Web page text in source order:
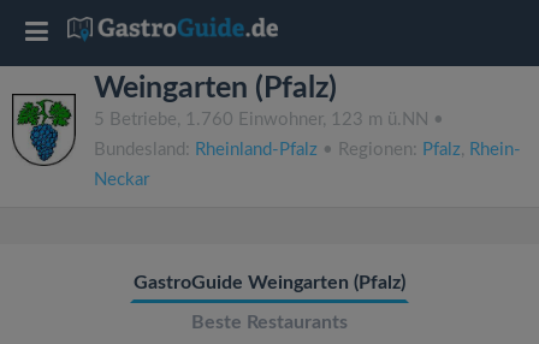
Weingarten (Pfalz)
5 Betriebe, 1.760 Einwohner, 123 m ü.NN •
Bundesland: Rheinland-Pfalz • Regionen: Pfalz, Rhein-
Neckar
GastroGuide Weingarten (Pfalz)
Beste Restaurants
T
o
g